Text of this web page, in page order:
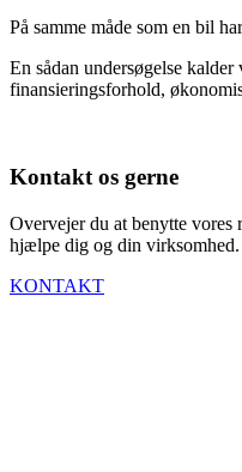
På samme måde som en bil
En sådan undersøgelse
finansieringsforhold,
Kontakt os gerne
Overvejer du at benytte vores
hjælpe dig og din virksomhed.
KONTAKT